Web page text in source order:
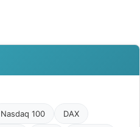
Nasdaq 100 DAX